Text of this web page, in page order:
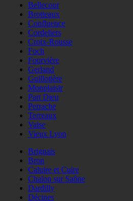
Bellecour
Brotteaux
Confluence
Cordeliers
Croix-Rousse
Foch
Fourvière
Gerland
Guillotière
Monplaisir
Part Dieu
Perrache
Terreaux
Vaise
Vieux Lyon
Brignais
Bron
Caluire et Cuire
Chalon sur Saône
Dardilly
Décines